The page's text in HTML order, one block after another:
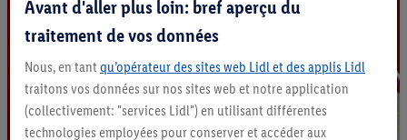
Avant d'aller plus loin: bref aperçu du
traitement de vos données
Nous, en tant qu’opérateur des sites web Lidl et des applis Lidl
traitons vos données sur nos sites web et notre application
(collectivement: "services Lidl") en utilisant différentes
technologies employées pour conserver et accéder aux